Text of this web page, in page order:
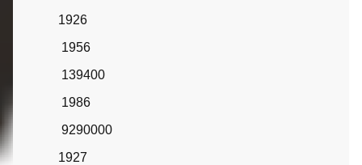
1926
1956
139400
1986
9290000
1927